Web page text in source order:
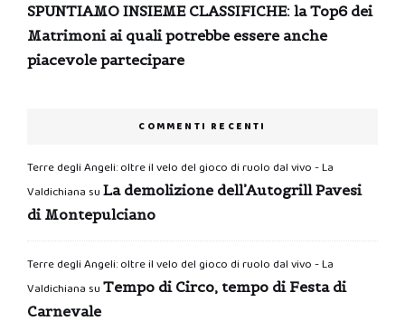
SPUNTIAMO INSIEME CLASSIFICHE: la Top6 dei
Matrimoni ai quali potrebbe essere anche
piacevole partecipare
COMMENTI RECENTI
Terre degli Angeli: oltre il velo del gioco di ruolo dal vivo - La
Valdichiana su La demolizione dell’Autogrill Pavesi
di Montepulciano
Terre degli Angeli: oltre il velo del gioco di ruolo dal vivo - La
Valdichiana su Tempo di Circo, tempo di Festa di
Carnevale